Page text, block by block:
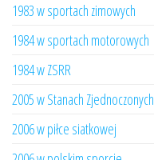
1983 w sportach zimowych
1984 w sportach motorowych
1984 w ZSRR
2005 w Stanach Zjednoczonych
2006 w piłce siatkowej